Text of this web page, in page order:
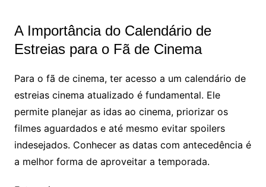
A Importância do Calendário de
Estreias para o Fã de Cinema
Para o fã de cinema, ter acesso a um calendário de
estreias cinema atualizado é fundamental. Ele
permite planejar as idas ao cinema, priorizar os
filmes aguardados e até mesmo evitar spoilers
indesejados. Conhecer as datas com antecedência é
a melhor forma de aproveitar a temporada.